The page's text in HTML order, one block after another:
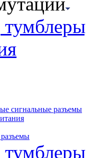
сигнальные разъемы